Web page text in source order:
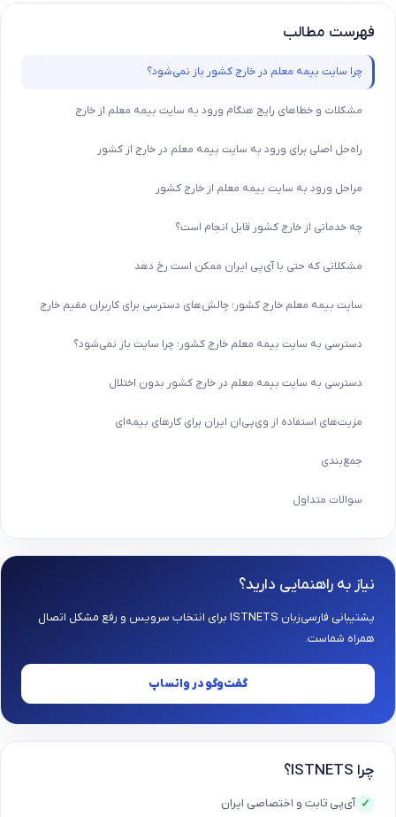
فهرست مطالب
چرا سایت بیمه معلم در خارج کشور باز نمی‌شود؟
مشکلات و خطاهای رایج هنگام ورود به سایت بیمه معلم از خارج
راه‌حل اصلی برای ورود به سایت بیمه معلم در خارج از کشور
مراحل ورود به سایت بیمه معلم از خارج کشور
چه خدماتی از خارج کشور قابل انجام است؟
مشکلاتی که حتی با آی‌پی ایران ممکن است رخ دهد
سایت بیمه معلم خارج کشور؛ چالش‌های دسترسی برای کاربران مقیم خارج
دسترسی به سایت بیمه معلم خارج کشور؛ چرا سایت باز نمی‌شود؟
دسترسی به سایت بیمه معلم در خارج کشور بدون اختلال
مزیت‌های استفاده از وی‌پی‌ان ایران برای کارهای بیمه‌ای
جمع‌بندی
سوالات متداول
نیاز به راهنمایی دارید؟
پشتیبانی فارسی‌زبان ISTNETS برای انتخاب سرویس و رفع مشکل اتصال
همراه شماست.
گفت‌وگو در واتساپ
چرا ISTNETS؟
✓ آی‌پی ثابت و اختصاصی ایران